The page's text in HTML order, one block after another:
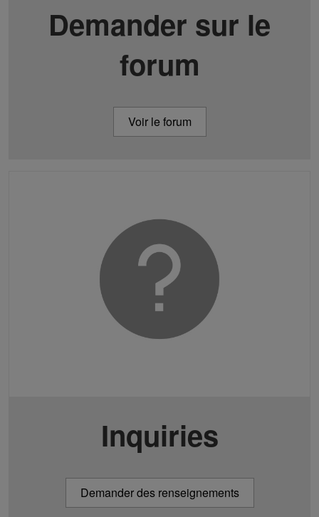
Demander sur le
forum
Voir le forum
Inquiries
Demander des renseignements